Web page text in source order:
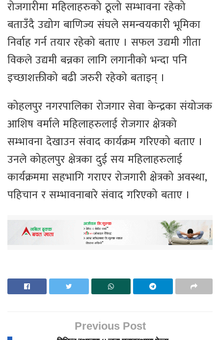
रोजगारीमा महिलाहरुको ठूलो सम्भावना रहेको
बताउँदै उद्योग बाणिज्य संघले समन्वयकारी भूमिका
निर्वाह गर्न तयार रहेको बताए । सफल उद्यमी गीता
विकले उद्यमी बन्नका लागि लगानीको भन्दा पनि
इच्छाशक्तीको बढी जरुरी रहेको बताइन् ।
कोहलपुर नगरपालिका रोजगार सेवा केन्द्रका संयोजक
आशिष वर्माले महिलाहरुलाई रोजगार क्षेत्रको
सम्भावना देखाउन संवाद कार्यक्रम गरिएको बताए ।
उनले कोहलपुर क्षेत्रका दुई सय महिलाहरुलाई
कार्यक्रममा सहभागि गराएर रोजगारी क्षेत्रको अवस्था,
पहिचान र सम्भावनाबारे संवाद गरिएको बताए ।
Previous Post